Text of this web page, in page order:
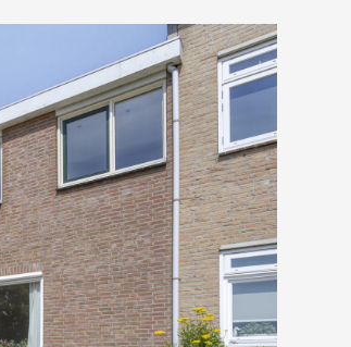
en inbouwapparatuur o.a. een
praktische kelderkast aanwezig,
toegang tot het terras en de tuin. Om
en wasmachineaansluiting
met toegang tot de badkamer. De
en een handige ingebouwde kast voor
één beschikt over een eigen